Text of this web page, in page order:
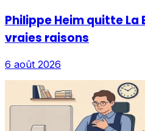
Philippe Heim quitte La
vraies raisons
6 août 2026